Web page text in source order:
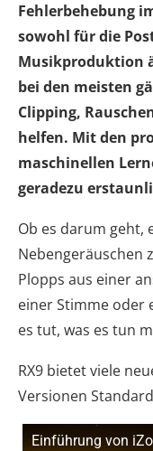
Fehlerbehebung
sowohl für die
Musikproduktion
bei den meisten
Clipping,
helfen. Mit den
maschinellen
geradezu
Ob es darum geht,
Nebengeräuschen
Plopps aus einer
einer Stimme oder
es tut, was es tun
RX9 bietet viele
Versionen
Einführung von